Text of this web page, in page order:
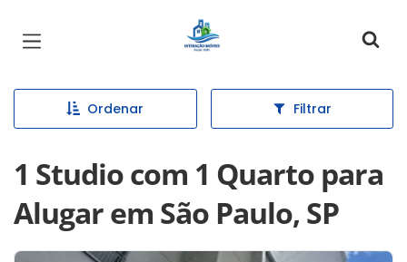
Página inicial
Ordenar Filtrar
1 Studio com 1 Quarto para
Alugar em São Paulo, SP